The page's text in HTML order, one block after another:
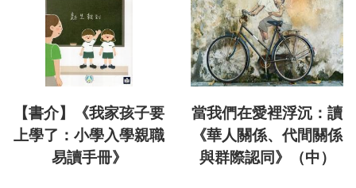
【書介】《我家孩子要
上學了：小學入學親職
易讀手冊》
當我們在愛裡浮沉：讀
《華人關係、代間關係
與群際認同》（中）